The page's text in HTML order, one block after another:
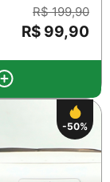
R$ 199,90
R$ 99,90
-50%